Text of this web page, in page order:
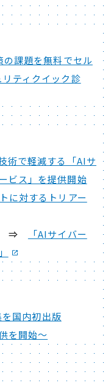
課題を無料でセル
ティクイック診
術で軽減する「AIサ
ビス」を提供開始
に対するトリアー
⇒
「AIサイバー
国内初出版
を開始～